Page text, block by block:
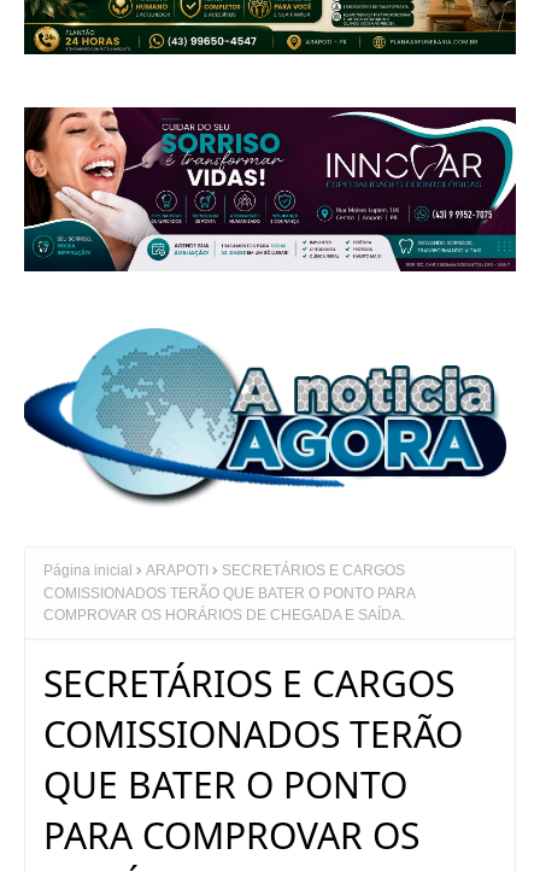
Página inicial ARAPOTI
SECRETÁRIOS E CARGOS
COMISSIONADOS TERÃO QUE BATER O PONTO PARA
COMPROVAR OS HORÁRIOS DE CHEGADA E SAÍDA.
SECRETÁRIOS E CARGOS
COMISSIONADOS TERÃO
QUE BATER O PONTO
PARA COMPROVAR OS